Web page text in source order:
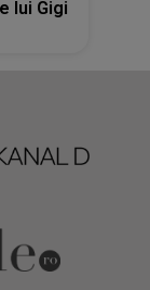
lui Gigi